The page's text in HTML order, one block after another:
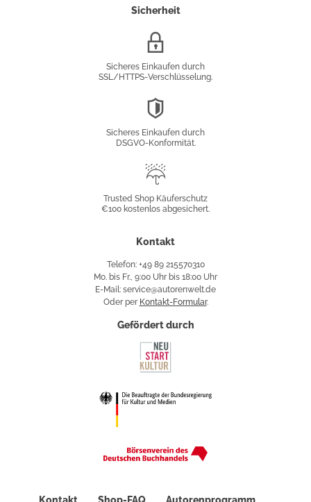
Sicherheit
Sicheres Einkaufen durch
SSL/HTTPS-Verschlüsselung.
Sicheres Einkaufen durch
DSGVO-Konformität.
Käuferschutz
Trusted Shop Käuferschutz
€100 kostenlos abgesichert.
Kontakt
Telefon: +49 89 215570310
Mo. bis Fr., 9:00 Uhr bis 18:00 Uhr
E-Mail: service@autorenwelt.de
Oder per Kontakt-Formular.
Gefördert durch